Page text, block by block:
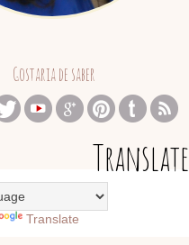
Juliana
Gostaria de saber
Translate
Translate